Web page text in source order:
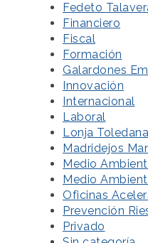
Fedeto
Financiero
Fiscal
Formación
Galardones
Innovación
Internacional
Laboral
Lonja Toledana
Madridejos
Medio
Medio
Oficinas
Prevención
Privado